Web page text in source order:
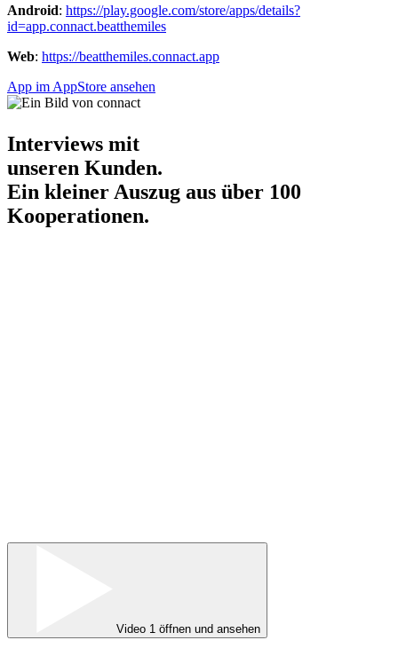
Android: https://play.google.com/store/apps/details?
id=app.connact.beatthemiles
Web: https://beatthemiles.connact.app
App im AppStore ansehen
Interviews mit
unseren Kunden.
Ein kleiner Auszug aus über 100
Kooperationen.
Video 1 öffnen und ansehen